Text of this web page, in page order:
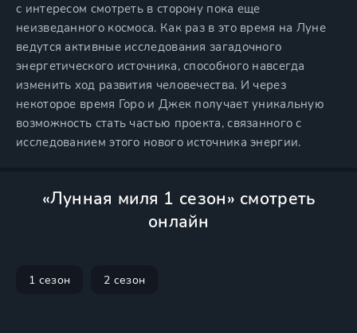
с интересом смотреть в сторону пока еще
неизведанного космоса. Как раз в это время на Луне
ведутся активные исследования загадочного
энергетического источника, способного навсегда
изменить ход развития человечества. И через
некоторое время Горо и Джек получает уникальную
возможность стать частью проекта, связанного с
исследованием этого нового источника энергии.
«Лунная миля 1 сезон» смотреть
онлайн
1 сезон 2 сезон